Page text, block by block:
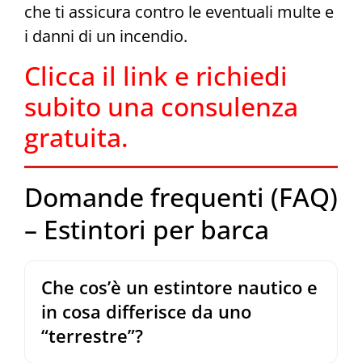
che ti assicura contro le eventuali multe e
i danni di un incendio.
Clicca il link e richiedi
subito una consulenza
gratuita.
Domande frequenti (FAQ)
– Estintori per barca
Che cos’è un estintore nautico e
in cosa differisce da uno
“terrestre”?